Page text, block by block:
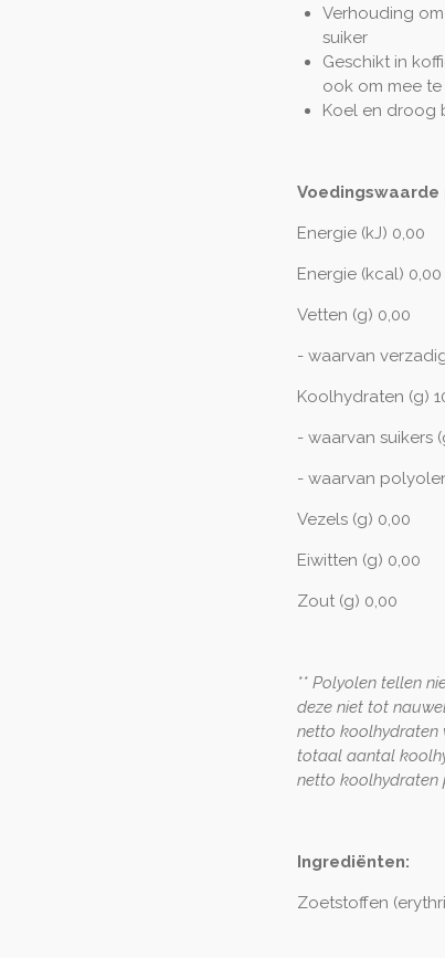
Verhouding
suiker
Geschikt in
ook om mee
Koel en droog
Voedingswaarde
Energie (kJ) 0,00
Energie (kcal) 0,00
Vetten (g) 0,00
- waarvan
Koolhydraten (g)
- waarvan suikers
- waarvan
Vezels (g) 0,00
Eiwitten (g) 0,00
Zout (g) 0,00
** Polyolen tellen
deze niet tot
netto koolhydraten
totaal aantal
netto koolhydraten
Ingrediënten:
Zoetstoffen